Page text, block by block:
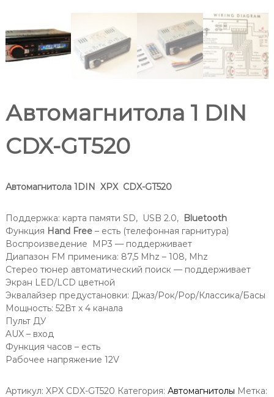
Автомагнитола 1 DIN
CDX-GT520
Автомагнитола 1DIN XPX CDX-GT520
Поддержка: карта памяти SD, USB 2.0, Bluetooth
Функция Hand Free – есть (телефонная гарнитура)
Воспроизведение MP3 — поддерживает
Диапазон FM применика: 87,5 Mhz – 108, Mhz
Стерео тюнер автоматический поиск — поддерживает
Экран LED/LCD цветной
Эквалайзер предустановки: Джаз/Рок/Pop/Классика/Басы
Мощность: 52Вт х 4 канала
Пульт ДУ
AUX – вход
Функция часов – есть
Рабочее напряжение 12V
Артикул: XPX CDX-GT520 Категория: Автомагнитолы Метка: